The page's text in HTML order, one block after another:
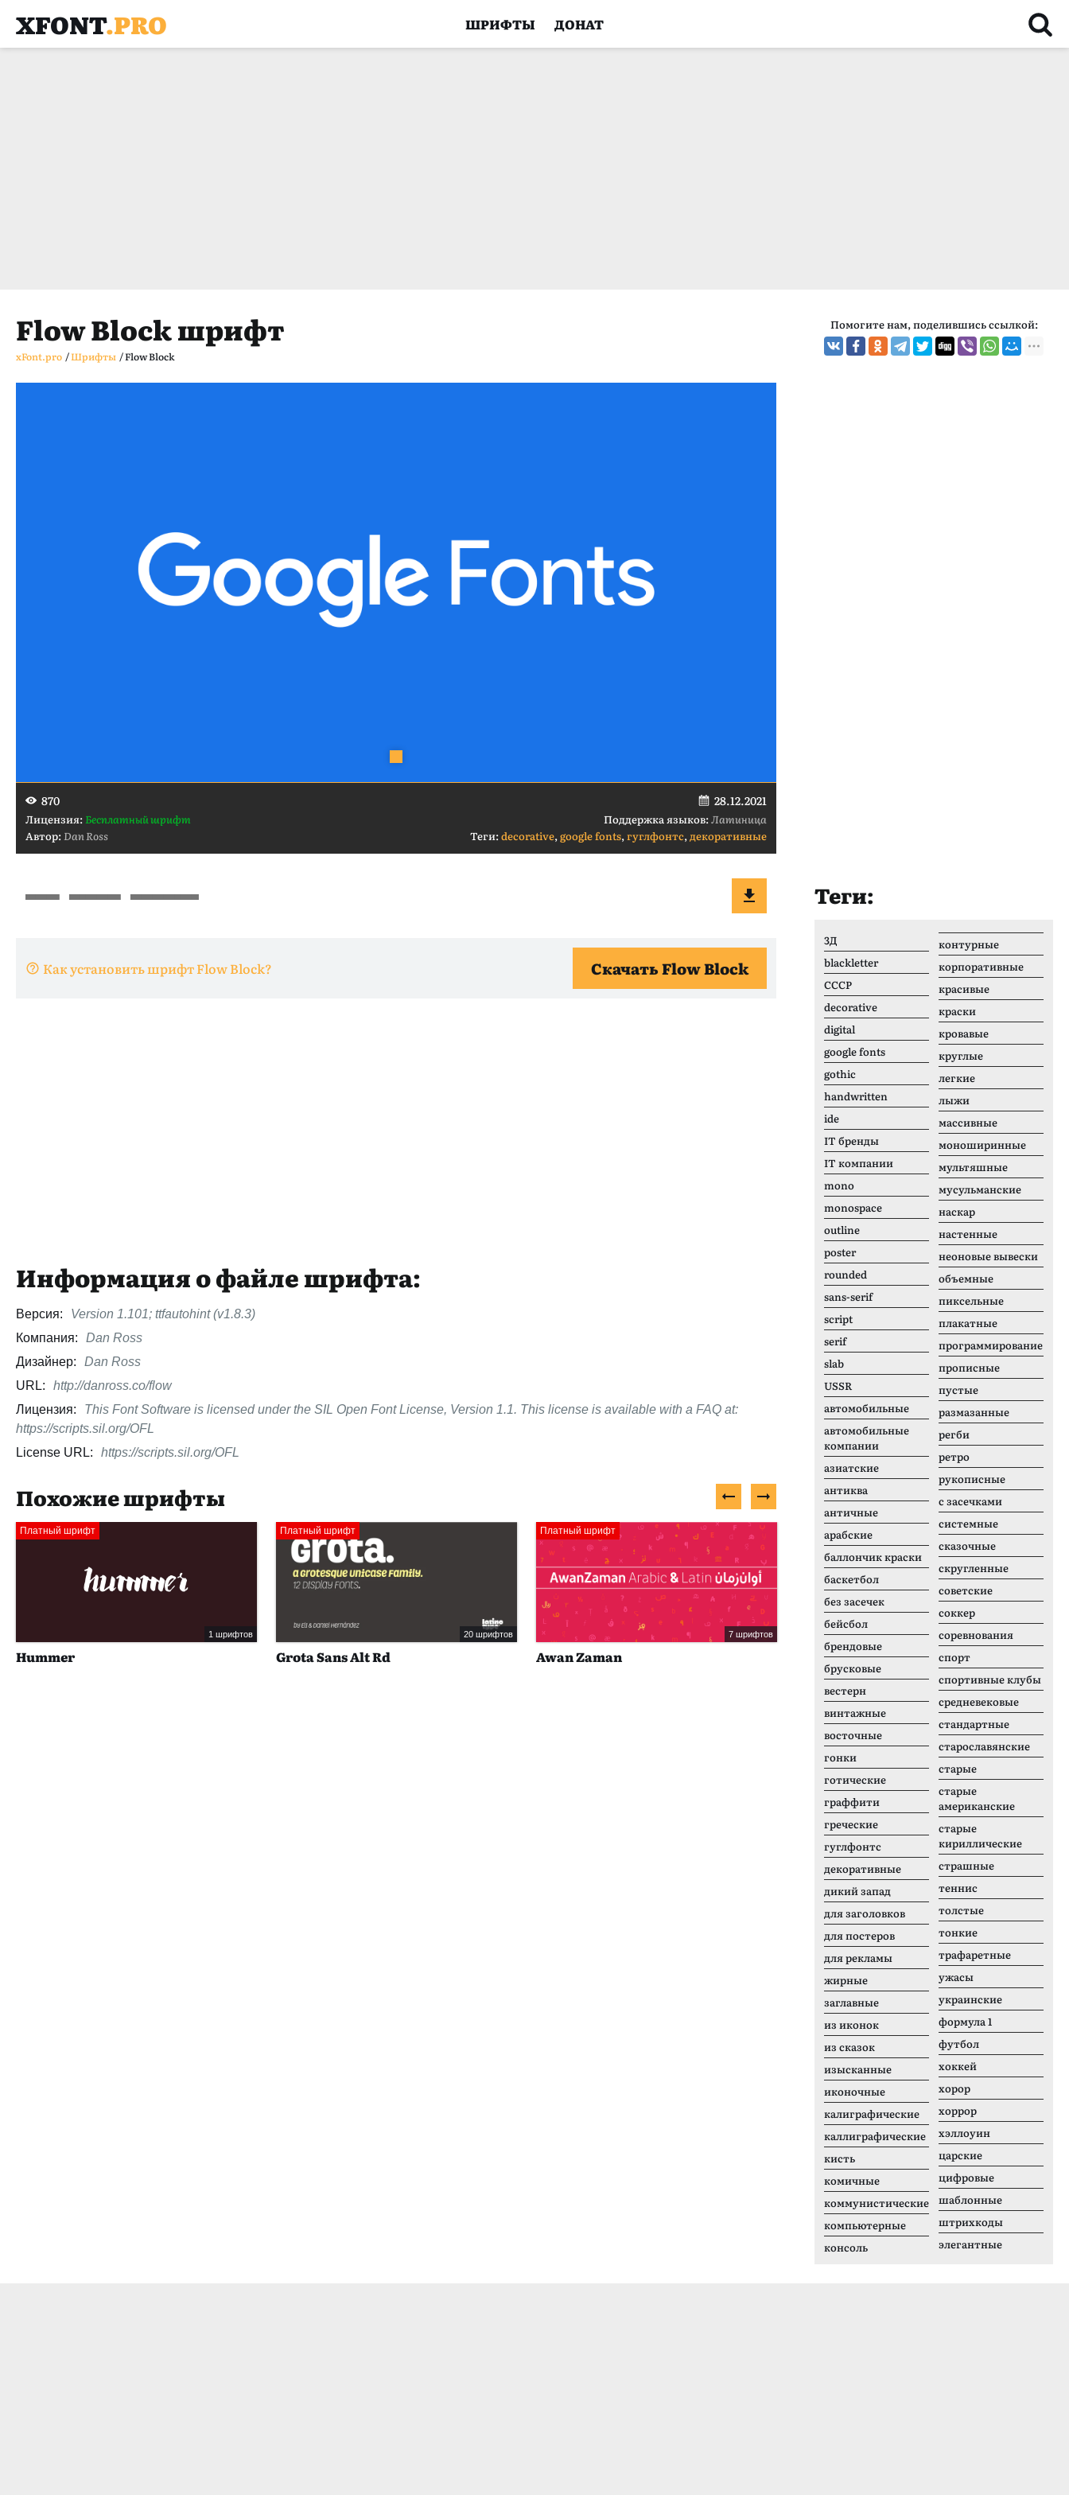
XFONT.PRO ШРИФТЫ ДОНАТ
Flow Block шрифт
xFont.pro /Шрифты /Flow Block
Помогите нам, поделившись ссылкой:
870 28.12.2021
Лицензия:Бесплатный шрифт Поддержка языков:Латиница
Автор:Dan Ross Теги:decorative,google fonts,гуглфонтс,декоративные
Как установить шрифт Flow Block? Скачать Flow Block
Информация о файле шрифта:
Версия:
Version 1.101; ttfautohint (v1.8.3)
Компания:
Dan Ross
Дизайнер:
Dan Ross
URL:
http://danross.co/flow
Лицензия:
This Font Software is licensed under the SIL Open Font License, Version 1.1. This license is available with a FAQ at:
https://scripts.sil.org/OFL
License URL:
https://scripts.sil.org/OFL
Похожие шрифты
Платный шрифт
1 шрифтов
Hummer
Платный шрифт
20 шрифтов
Grota Sans Alt Rd
Платный шрифт
7 шрифтов
Awan Zaman
Платный шрифт
2 шрифтов
Tahoma
Теги:
3Д
blackletter
CCCР
decorative
digital
google fonts
gothic
handwritten
ide
IT бренды
IT компании
mono
monospace
outline
poster
rounded
sans-serif
script
serif
slab
USSR
автомобильные
автомобильные
компании
азиатские
антиква
античные
арабские
баллончик краски
баскетбол
без засечек
бейсбол
брендовые
брусковые
вестерн
винтажные
восточные
гонки
готические
граффити
греческие
гуглфонтс
декоративные
дикий запад
для заголовков
для постеров
для рекламы
жирные
заглавные
из иконок
из сказок
изысканные
иконочные
калиграфические
каллиграфические
кисть
комичные
коммунистические
компьютерные
консоль
контурные
корпоративные
красивые
краски
кровавые
круглые
легкие
лыжи
массивные
моноширинные
мультяшные
мусульманские
наскар
настенные
неоновые вывески
объемные
пиксельные
плакатные
программирование
прописные
пустые
размазанные
регби
ретро
рукописные
с засечками
системные
сказочные
скругленные
советские
соккер
соревнования
спорт
спортивные клубы
средневековые
стандартные
старославянские
старые
старые
американские
старые
кириллические
страшные
теннис
толстые
тонкие
трафаретные
ужасы
украинские
формула 1
футбол
хоккей
хорор
хоррор
хэллоуин
царские
цифровые
шаблонные
штрихкоды
элегантные